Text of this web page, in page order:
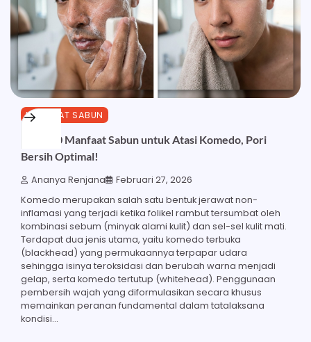
MANFAAT SABUN
Inilah 20 Manfaat Sabun untuk Atasi Komedo, Pori
Bersih Optimal!
Ananya Renjana Februari 27, 2026
Komedo merupakan salah satu bentuk jerawat non-
inflamasi yang terjadi ketika folikel rambut tersumbat oleh
kombinasi sebum (minyak alami kulit) dan sel-sel kulit mati.
Terdapat dua jenis utama, yaitu komedo terbuka
(blackhead) yang permukaannya terpapar udara
sehingga isinya teroksidasi dan berubah warna menjadi
gelap, serta komedo tertutup (whitehead). Penggunaan
pembersih wajah yang diformulasikan secara khusus
memainkan peranan fundamental dalam tatalaksana
kondisi…